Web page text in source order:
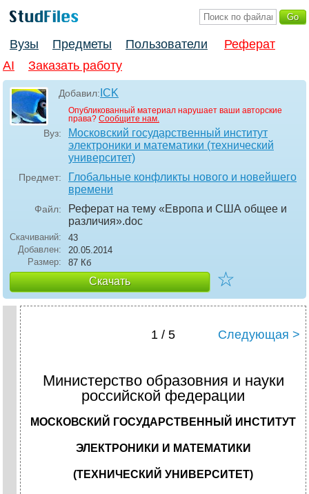
Вузы Предметы Пользователи
Реферат
AI
Заказать работу
Добавил: ICK
Опубликованный материал нарушает ваши авторские
права? Сообщите нам.
Вуз:
Московский государственный институт
электроники и математики (технический
университет)
Предмет:
Глобальные конфликты нового и новейшего
времени
Файл:
Реферат на тему «Европа и США общее и
различия».doc
Скачиваний:
43
Добавлен:
20.05.2014
Размер:
87 Кб
Скачать ☆
1 / 5 Следующая >
Министерство образовния и науки
российской федерации
МОСКОВСКИЙ ГОСУДАРСТВЕННЫЙ ИНСТИТУТ
ЭЛЕКТРОНИКИ И МАТЕМАТИКИ
(ТЕХНИЧЕСКИЙ УНИВЕРСИТЕТ)